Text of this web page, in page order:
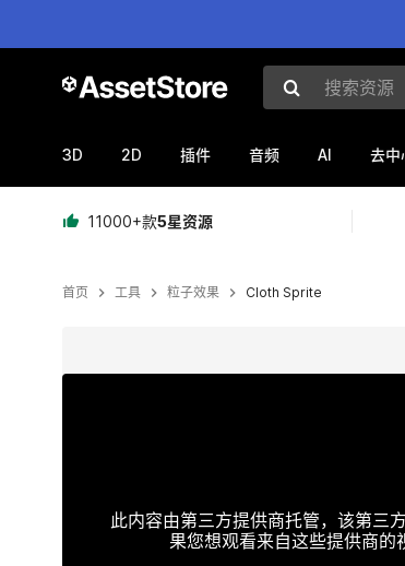
搜索资源
3D 2D 插件 音频 AI 去中
11000+款5星资源
首页 工具 粒子效果 Cloth Sprite
此内容由第三方提供商托管，该第三
果您想观看来自这些提供商的